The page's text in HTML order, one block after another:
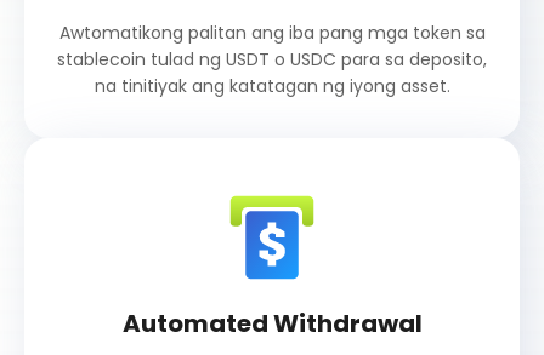
Awtomatikong palitan ang iba pang mga token sa
stablecoin tulad ng USDT o USDC para sa deposito,
na tinitiyak ang katatagan ng iyong asset.
Automated Withdrawal